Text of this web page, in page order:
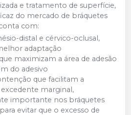
e tratamento de superfície,
do mercado de bráquetes
com:
distal e cérvico-oclusal,
adaptação
maximizam a área de adesão
do adesivo
que facilitam a
marginal,
importante nos bráquetes
evitar que o excesso de